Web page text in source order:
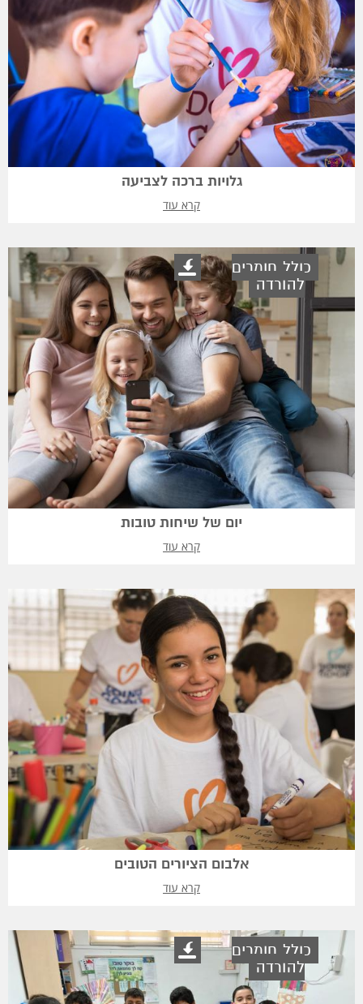
גלויות ברכה לצביעה
קרא עוד
כולל חומרים
להורדה
יום של שיחות טובות
קרא עוד
אלבום הציורים הטובים
קרא עוד
כולל חומרים
להורדה